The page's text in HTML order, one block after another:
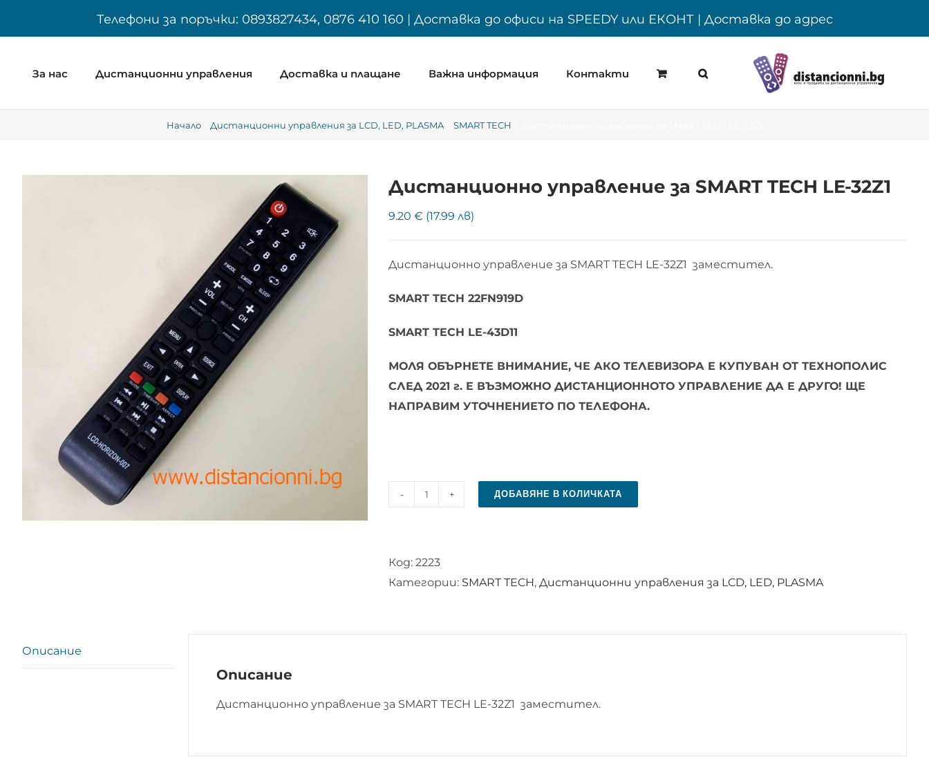
Телефони за поръчки: 0893827434, 0876 410 160 | Доставка до офиси на SPEEDY или ЕКОНТ | Доставка до адрес
За нас Дистанционни управления Доставка и плащане Важна информация Контакти
Начало Дистанционни управления за LCD, LED, PLASMA SMART TECH
Дистанционно управление за SMART TECH LE-32Z1
9.20 € (17.99 лв)
Дистанционно управление за SMART TECH LE-32Z1 заместител.
SMART TECH 22FN919D
SMART TECH LE-43D11
МОЛЯ ОБЪРНЕТЕ ВНИМАНИЕ, ЧЕ АКО ТЕЛЕВИЗОРА Е КУПУВАН ОТ ТЕХНОПОЛИС
СЛЕД 2021 г. Е ВЪЗМОЖНО ДИСТАНЦИОННОТО УПРАВЛЕНИЕ ДА Е ДРУГО! ЩЕ
НАПРАВИМ УТОЧНЕНИЕТО ПО ТЕЛЕФОНА.
количество
управление
за
ДОБАВЯНЕ В КОЛИЧКАТА
Код: 2223
Категории: SMART TECH, Дистанционни управления за LCD, LED, PLASMA
Описание
Описание
Дистанционно управление за SMART TECH LE-32Z1 заместител.